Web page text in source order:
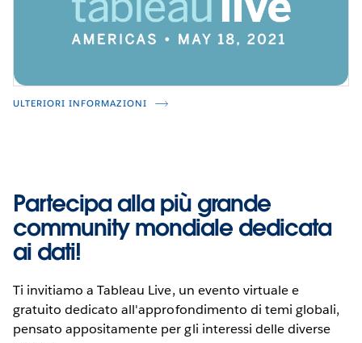
ULTERIORI INFORMAZIONI
Partecipa alla più grande
community mondiale dedicata
ai dati!
Ti invitiamo a Tableau Live, un evento virtuale e
gratuito dedicato all'approfondimento di temi globali,
pensato appositamente per gli interessi delle diverse